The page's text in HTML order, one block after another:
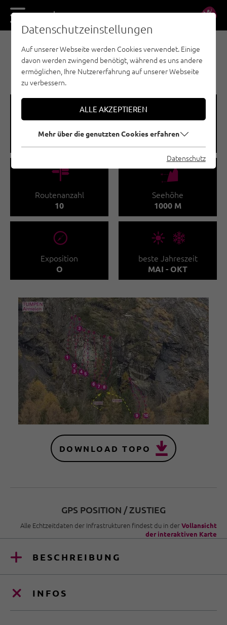
DE EN
SPORTKLETTERN - ÖTZTAL
TUMPEN | ARMELEN
🞽
Schwierigkeitsgrad
🔹
Routenlänge
🍫
Routenanzahl
10
🞱
Seehöhe
1000 M
🞂
Exposition
O
🞀🖈
beste Jahreszeit
MAI - OKT
DOWNLOAD TOPO
GPS POSITION / ZUSTIEG
Alle Echtzeitdaten der Infrastrukturen findest du in derVollansicht
der interaktiven Karte
BESCHREIBUNG
INFOS
Datenschutzeinstellungen
Auf unserer Webseite werden Cookies verwendet. Einige
davon werden zwingend benötigt, während es uns andere
ermöglichen, Ihre Nutzererfahrung auf unserer Webseite
zu verbessern.
ALLE AKZEPTIEREN
Mehr über die genutzten Cookies erfahren
Datenschutz